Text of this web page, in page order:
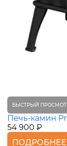
БЫСТРЫЙ
Печь-камин
54 900 ₽
ПОДРОБНЕЕ